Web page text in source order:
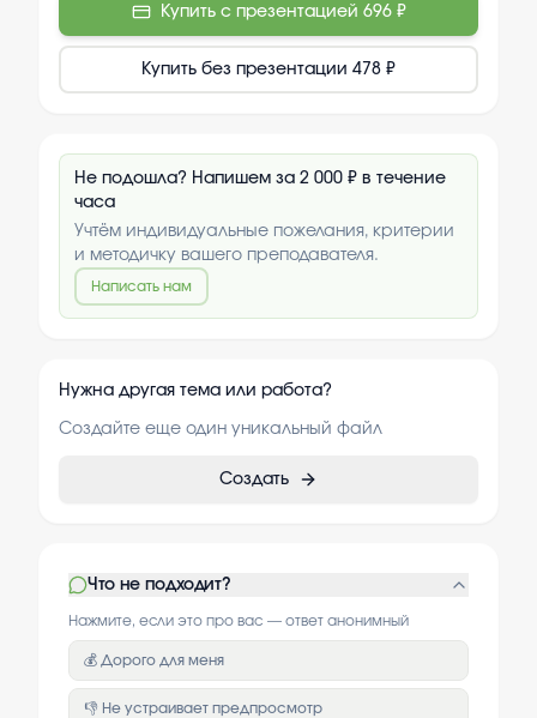
Купить с презентацией 696 ₽
Купить без презентации 478 ₽
Не подошла? Напишем за 2 000 ₽ в течение
часа
Учтём индивидуальные пожелания, критерии
и методичку вашего преподавателя.
Написать нам
Нужна другая тема или работа?
Создайте еще один уникальный файл
Создать
Что не подходит?
Нажмите, если это про вас — ответ анонимный
💰 Дорого для меня
👎 Не устраивает предпросмотр